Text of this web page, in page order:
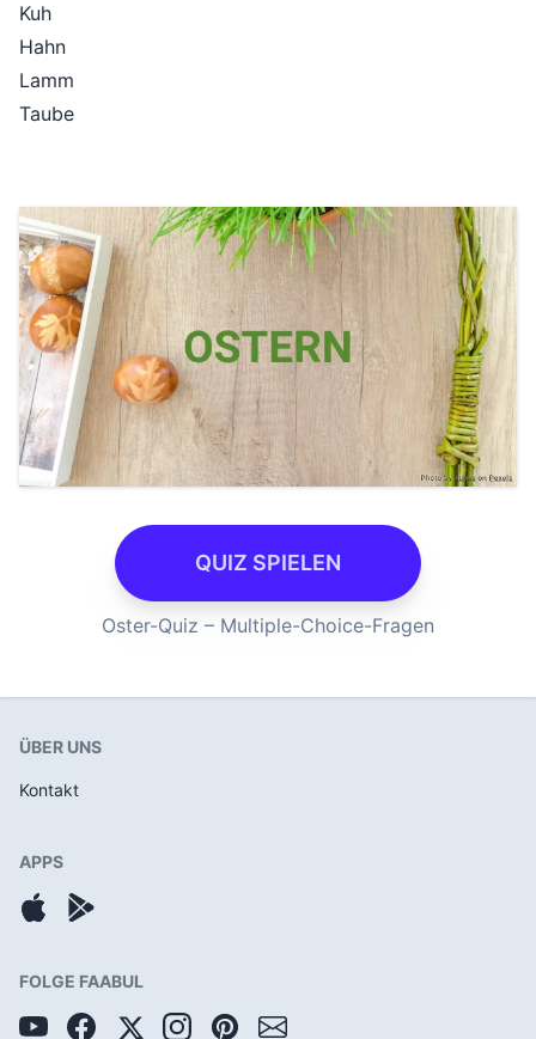
Kuh
Hahn
Lamm
Taube
QUIZ SPIELEN
Oster-Quiz – Multiple-Choice-Fragen
ÜBER UNS
Kontakt
APPS
FOLGE FAABUL